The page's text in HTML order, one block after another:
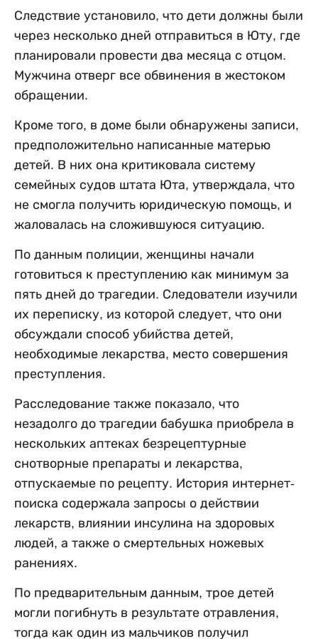
Следствие установило, что дети должны были
через несколько дней отправиться в Юту, где
планировали провести два месяца с отцом.
Мужчина отверг все обвинения в жестоком
обращении.
Кроме того, в доме были обнаружены записи,
предположительно написанные матерью
детей. В них она критиковала систему
семейных судов штата Юта, утверждала, что
не смогла получить юридическую помощь, и
жаловалась на сложившуюся ситуацию.
По данным полиции, женщины начали
готовиться к преступлению как минимум за
пять дней до трагедии. Следователи изучили
их переписку, из которой следует, что они
обсуждали способ убийства детей,
необходимые лекарства, место совершения
преступления.
Расследование также показало, что
незадолго до трагедии бабушка приобрела в
нескольких аптеках безрецептурные
снотворные препараты и лекарства,
отпускаемые по рецепту. История интернет-
поиска содержала запросы о действии
лекарств, влиянии инсулина на здоровых
людей, а также о смертельных ножевых
ранениях.
По предварительным данным, трое детей
могли погибнуть в результате отравления,
тогда как один из мальчиков получил